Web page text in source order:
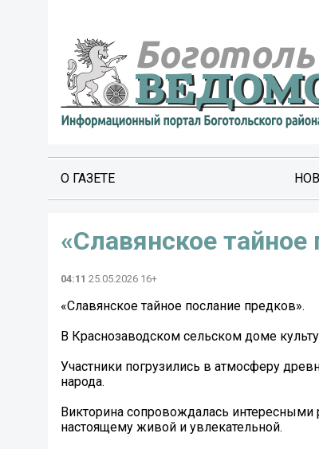
О ГАЗЕТЕ
«Славянское тайное
04:11 25.05.2026 16+
«Славянское тайное послание предков».
В Краснозаводском сельском доме
Участники погрузились в атмосферу
народа.
Викторина сопровождалась интересными
настоящему живой и увлекательной.